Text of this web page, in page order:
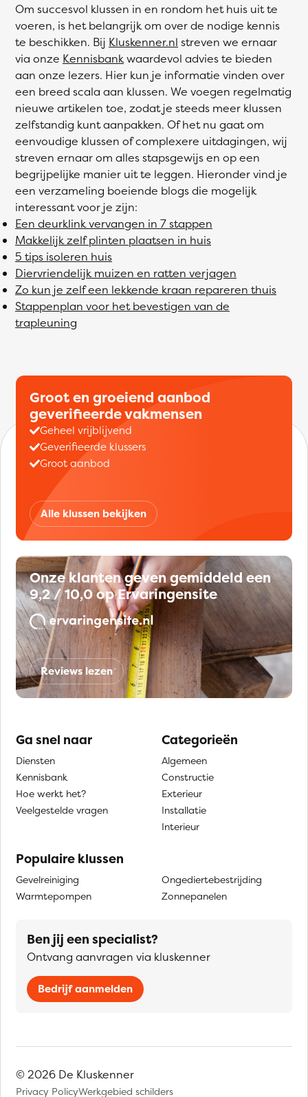
Om succesvol klussen in en rondom het huis uit te
voeren, is het belangrijk om over de nodige kennis
te beschikken. Bij Kluskenner.nl streven we ernaar
via onze Kennisbankwaardevol advies te bieden
aan onze lezers. Hier kun je informatie vinden over
een breed scala aan klussen. We voegen regelmatig
nieuwe artikelen toe, zodat je steeds meer klussen
zelfstandig kunt aanpakken. Of het nu gaat om
eenvoudige klussen of complexere uitdagingen, wij
streven ernaar om alles stapsgewijs en op een
begrijpelijke manier uit te leggen. Hieronder vind je
een verzameling boeiende blogs die mogelijk
interessant voor je zijn:
Een deurklink vervangen in 7 stappen
Makkelijk zelf plinten plaatsen in huis
5 tips isoleren huis
Diervriendelijk muizen en ratten verjagen
Zo kun je zelf een lekkende kraan repareren thuis
Stappenplan voor het bevestigen van de
trapleuning
Groot en groeiend aanbod
geverifieerde vakmensen
Geheel vrijblijvend
Geverifieerde klussers
Groot aanbod
Alle klussen bekijken
Onze klanten geven gemiddeld een
9,2 / 10,0 op Ervaringensite
Reviews lezen
Ga snel naar
Diensten
Kennisbank
Hoe werkt het?
Veelgestelde vragen
Categorieën
Algemeen
Constructie
Exterieur
Installatie
Interieur
Populaire klussen
Gevelreiniging
Warmtepompen
Ongediertebestrijding
Zonnepanelen
Ben jij een specialist?
Ontvang aanvragen via kluskenner
Bedrijf aanmelden
© 2026 De Kluskenner
Privacy PolicyWerkgebied schilders